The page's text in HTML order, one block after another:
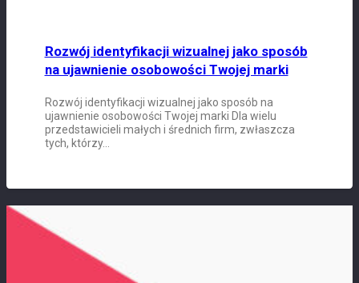
Rozwój identyfikacji wizualnej jako sposób
na ujawnienie osobowości Twojej marki
Rozwój identyfikacji wizualnej jako sposób na
ujawnienie osobowości Twojej marki Dla wielu
przedstawicieli małych i średnich firm, zwłaszcza
tych, którzy…